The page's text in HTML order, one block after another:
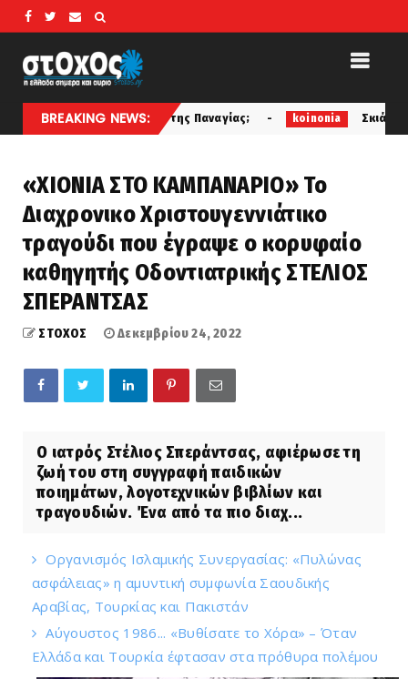
BREAKING NEWS:
ονόματα της Παναγίας; koinonia Σκιάθος: «Με
«ΧΙΟΝΙΑ ΣΤΟ ΚΑΜΠΑΝΑΡΙΟ» Το
Διαχρονικο Χριστουγεννιάτικο
τραγούδι που έγραψε ο κορυφαίο
καθηγητής Οδοντιατρικής ΣΤΕΛΙΟΣ
ΣΠΕΡΑΝΤΣΑΣ
ΣΤΟΧΟΣ Δεκεμβρίου 24, 2022
Ο ιατρός Στέλιος Σπεράντσας, αφιέρωσε τη
ζωή του στη συγγραφή παιδικών
ποιημάτων, λογοτεχνικών βιβλίων και
τραγουδιών. Ένα από τα πιο διαχ...
Οργανισμός Ισλαμικής Συνεργασίας: «Πυλώνας
ασφάλειας» η αμυντική συμφωνία Σαουδικής
Αραβίας, Τουρκίας και Πακιστάν
Αύγουστος 1986... «Βυθίσατε το Χόρα» – Όταν
Ελλάδα και Τουρκία έφτασαν στα πρόθυρα πολέμου